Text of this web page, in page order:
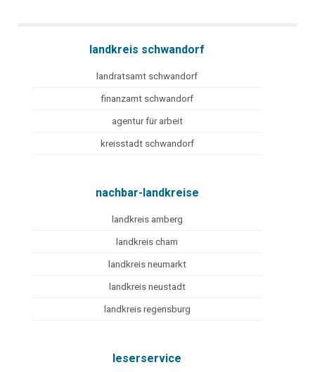
landkreis schwandorf
landratsamt schwandorf
finanzamt schwandorf
agentur für arbeit
kreisstadt schwandorf
nachbar-landkreise
landkreis amberg
landkreis cham
landkreis neumarkt
landkreis neustadt
landkreis regensburg
leserservice